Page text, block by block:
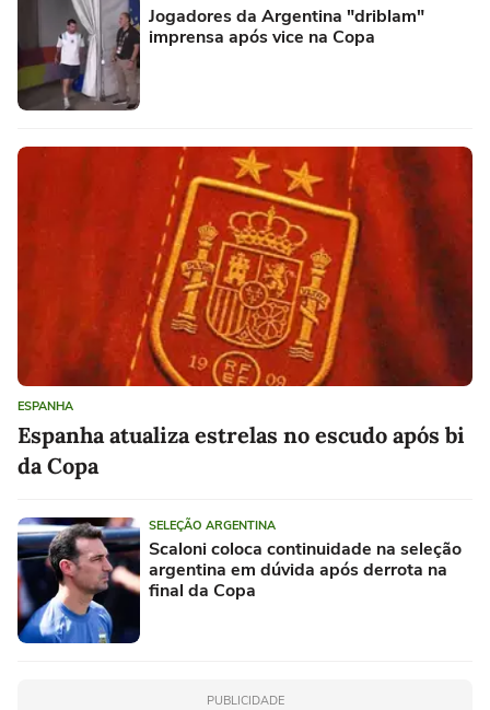
Jogadores da Argentina "driblam"
imprensa após vice na Copa
ESPANHA
Espanha atualiza estrelas no escudo após bi
da Copa
SELEÇÃO ARGENTINA
Scaloni coloca continuidade na seleção
argentina em dúvida após derrota na
final da Copa
PUBLICIDADE